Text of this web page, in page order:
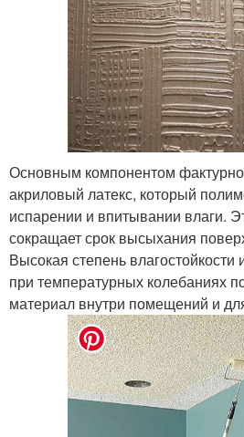
Основным компонентом
акриловый латекс, который
испарении и впитывании влаги.
сокращает срок высыхания
Высокая степень влагостойкости
при температурных колебаниях
материал внутри помещений и